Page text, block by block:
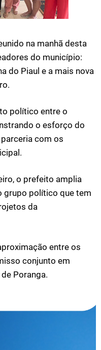
na manhã desta
do município:
do Piaul e a mais nova
político entre o
o esforço do
com os
o prefeito amplia
grupo político que tem
da
entre os
conjunto em
Poranga.